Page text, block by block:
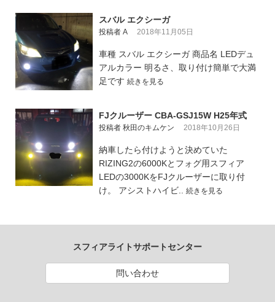
スバル エクシーガ
投稿者 A 2018年11月05日
車種 スバル エクシーガ 商品名 LEDデュ
アルカラー 明るさ、取り付け簡単で大満
足です 続きを見る
FJクルーザー CBA-GSJ15W H25年式
投稿者 秋田のキムケン 2018年10月26日
納車したら付けようと決めていた
RIZING2の6000Kとフォグ用スフィア
LEDの3000KをFJクルーザーに取り付
け。 アシストハイビ.. 続きを見る
スフィアライトサポートセンター
問い合わせ